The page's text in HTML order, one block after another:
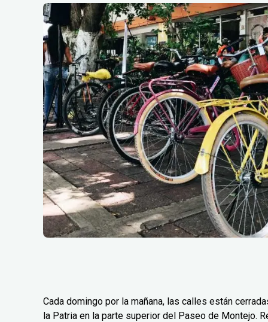
Cada domingo por la mañana, las calles están
la Patria en la parte superior del Paseo de Montejo.